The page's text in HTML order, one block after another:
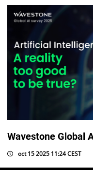
Wavestone Global
oct 15 2025 11:24 CEST